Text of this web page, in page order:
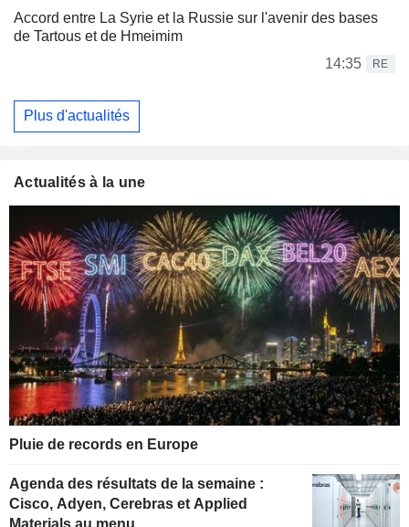
Accord entre La Syrie et la Russie sur l'avenir des bases
de Tartous et de Hmeimim
14:35
RE
Plus d'actualités
Actualités à la une
Pluie de records en Europe
Agenda des résultats de la semaine :
Cisco, Adyen, Cerebras et Applied
Materials au menu